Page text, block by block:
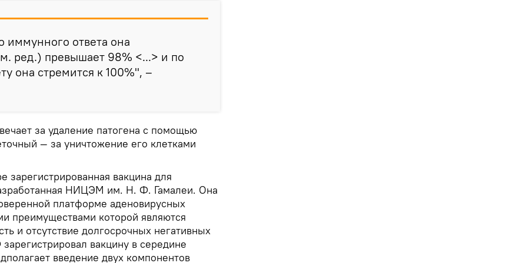
иммунного ответа она
ред.) превышает 98% <...> и по
она стремится к 100%", –
за удаление патогена с помощью
— за уничтожение его клетками
зарегистрированная вакцина для
НИЦЭМ им. Н. Ф. Гамалеи. Она
платформе аденовирусных
преимуществами которой являются
и отсутствие долгосрочных негативных
вакцину в середине
введение двух компонентов